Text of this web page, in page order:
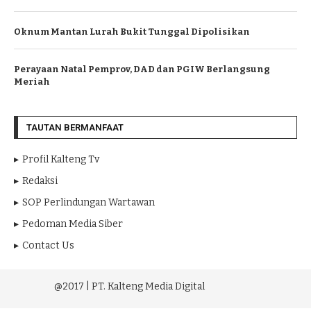
Oknum Mantan Lurah Bukit Tunggal Dipolisikan
Perayaan Natal Pemprov, DAD dan PGIW Berlangsung
Meriah
TAUTAN BERMANFAAT
Profil Kalteng Tv
Redaksi
SOP Perlindungan Wartawan
Pedoman Media Siber
Contact Us
@2017 | PT. Kalteng Media Digital